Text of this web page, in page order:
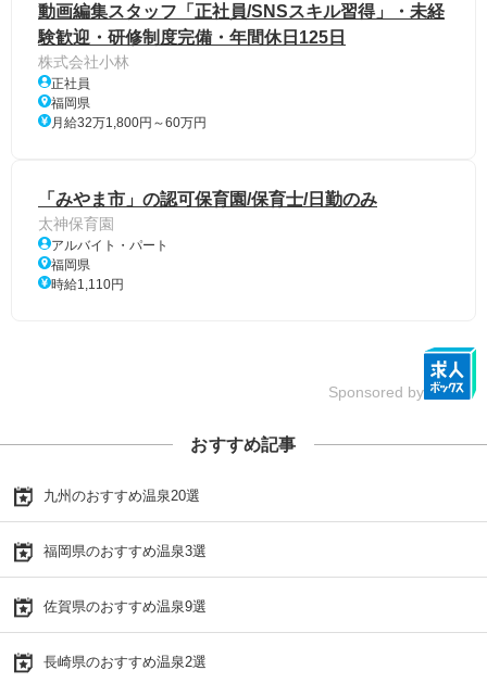
動画編集スタッフ「正社員/SNSスキル習得」・未経
験歓迎・研修制度完備・年間休日125日
株式会社小林
正社員
福岡県
月給32万1,800円～60万円
「みやま市」の認可保育園/保育士/日勤のみ
太神保育園
アルバイト・パート
福岡県
時給1,110円
Sponsored by
おすすめ記事
九州のおすすめ温泉20選
福岡県のおすすめ温泉3選
佐賀県のおすすめ温泉9選
長崎県のおすすめ温泉2選